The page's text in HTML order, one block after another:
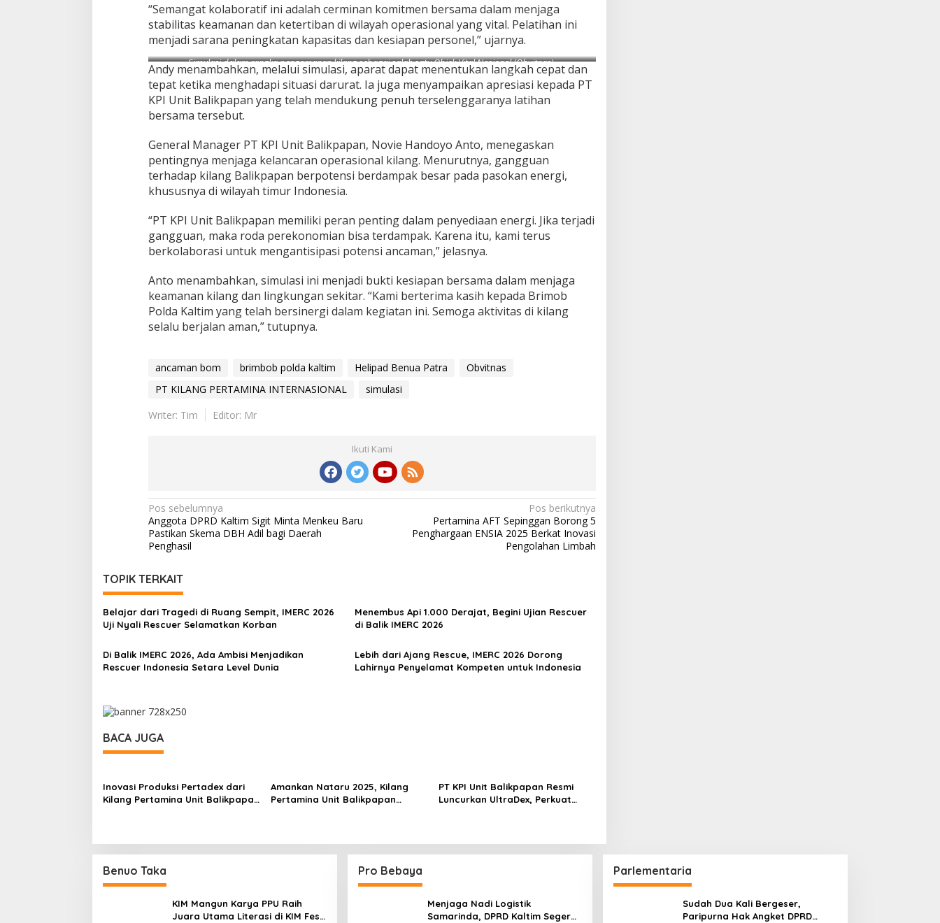
“Semangat kolaboratif ini adalah cerminan komitmen bersama dalam menjaga
stabilitas keamanan dan ketertiban di wilayah operasional yang vital. Pelatihan ini
menjadi sarana peningkatan kapasitas dan kesiapan personel,” ujarnya.
Simulasi dalam rangka pengamanan kilang sebagai salah satu Objek Vital Nasional (Obvitnas).
Andy menambahkan, melalui simulasi, aparat dapat menentukan langkah cepat dan
tepat ketika menghadapi situasi darurat. Ia juga menyampaikan apresiasi kepada PT
KPI Unit Balikpapan yang telah mendukung penuh terselenggaranya latihan
bersama tersebut.
General Manager PT KPI Unit Balikpapan, Novie Handoyo Anto, menegaskan
pentingnya menjaga kelancaran operasional kilang. Menurutnya, gangguan
terhadap kilang Balikpapan berpotensi berdampak besar pada pasokan energi,
khususnya di wilayah timur Indonesia.
“PT KPI Unit Balikpapan memiliki peran penting dalam penyediaan energi. Jika terjadi
gangguan, maka roda perekonomian bisa terdampak. Karena itu, kami terus
berkolaborasi untuk mengantisipasi potensi ancaman,” jelasnya.
Anto menambahkan, simulasi ini menjadi bukti kesiapan bersama dalam menjaga
keamanan kilang dan lingkungan sekitar. “Kami berterima kasih kepada Brimob
Polda Kaltim yang telah bersinergi dalam kegiatan ini. Semoga aktivitas di kilang
selalu berjalan aman,” tutupnya.
ancaman bom brimbob polda kaltim Helipad Benua Patra
Obvitnas
PT KILANG PERTAMINA INTERNASIONAL
simulasi
Writer: Tim
Editor: Mr
Ikuti Kami
Navigasi
pos
Pos sebelumnya
Anggota DPRD Kaltim Sigit Minta Menkeu Baru
Pastikan Skema DBH Adil bagi Daerah
Penghasil
Pos berikutnya
Pertamina AFT Sepinggan Borong 5
Penghargaan ENSIA 2025 Berkat Inovasi
Pengolahan Limbah
TOPIK TERKAIT
Belajar dari Tragedi di Ruang Sempit, IMERC 2026
Uji Nyali Rescuer Selamatkan Korban
Menembus Api 1.000 Derajat, Begini Ujian Rescuer
di Balik IMERC 2026
Di Balik IMERC 2026, Ada Ambisi Menjadikan
Rescuer Indonesia Setara Level Dunia
Lebih dari Ajang Rescue, IMERC 2026 Dorong
Lahirnya Penyelamat Kompeten untuk Indonesia
BACA JUGA
Inovasi Produksi Pertadex dari
Kilang Pertamina Unit Balikpapan
Amankan Nataru 2025, Kilang
Pertamina Unit Balikpapan
PT KPI Unit Balikpapan Resmi
Luncurkan UltraDex, Perkuat
Benuo Taka
KIM Mangun Karya PPU Raih
Juara Utama Literasi di KIM Fest
Pro Bebaya
Menjaga Nadi Logistik
Samarinda, DPRD Kaltim Segera
Parlementaria
Sudah Dua Kali Bergeser,
Paripurna Hak Angket DPRD